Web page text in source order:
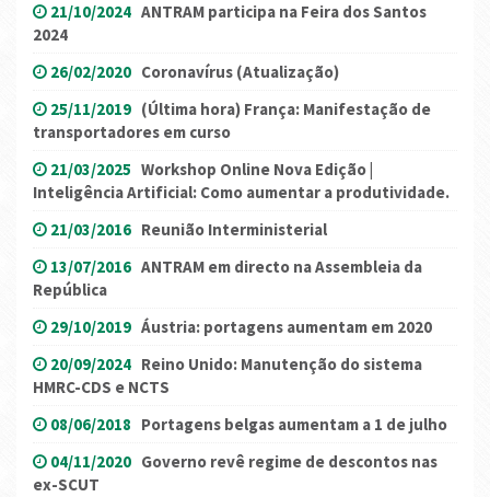
21/10/2024 ANTRAM participa na Feira dos Santos
2024
26/02/2020 Coronavírus (Atualização)
25/11/2019 (Última hora) França: Manifestação de
transportadores em curso
21/03/2025 Workshop Online Nova Edição |
Inteligência Artificial: Como aumentar a produtividade.
21/03/2016 Reunião Interministerial
13/07/2016 ANTRAM em directo na Assembleia da
República
29/10/2019 Áustria: portagens aumentam em 2020
20/09/2024 Reino Unido: Manutenção do sistema
HMRC-CDS e NCTS
08/06/2018 Portagens belgas aumentam a 1 de julho
04/11/2020 Governo revê regime de descontos nas
ex-SCUT